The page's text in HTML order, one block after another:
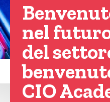
nel
del
CIO